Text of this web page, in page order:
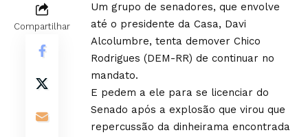
Compartilhar
Um grupo de senadores, que envolve
até o presidente da Casa, Davi
Alcolumbre, tenta demover Chico
Rodrigues (DEM-RR) de continuar no
mandato.
E pedem a ele para se licenciar do
Senado após a explosão que virou que
repercussão da dinheirama encontrada